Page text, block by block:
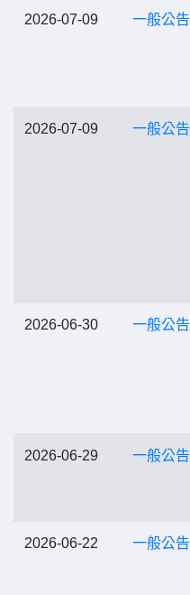
2026-07-09 一般公告
2026-07-09 一般公告
2026-06-30 一般公告
2026-06-29 一般公告
2026-06-22 一般公告